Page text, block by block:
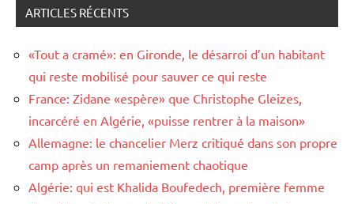
ARTICLES RÉCENTS
«Tout a cramé»: en Gironde, le désarroi d’un habitant
qui reste mobilisé pour sauver ce qui reste
France: Zidane «espère» que Christophe Gleizes,
incarcéré en Algérie, «puisse rentrer à la maison»
Allemagne: le chancelier Merz critiqué dans son propre
camp après un remaniement chaotique
Algérie: qui est Khalida Boufedech, première femme